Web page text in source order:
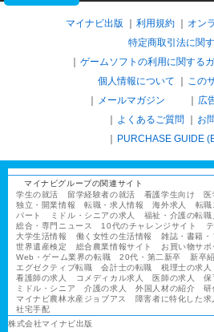
マイナビ出版 利用規約
オン
特定商取引法に関
ゲームソフトの利用に関する
個人情報について
この
メールマガジン
広
よくあるご質問
お
PURCHASE GUIDE
マイナビグループの関連サイト
学生の就活
留学経験者の就活 看護学生向け
医
独立・開業情報
転職・求人情報 海外求人 転職
パート
ミドル・シニアの求人 福祉・介護の転職
総合・専門ニュース
10代のチャレンジサイト
大学生活情報
働く女性の生活情報 雑誌・書籍・
世界遺産検定
総合農業情報サイト お買い物サ
Web・ゲーム業界の転職
20代・第二新卒 新卒
エグゼクティブ転職
会計士の転職 税理士の求人
看護師の求人
コメディカル求人 医師の求人 保
ミドル・シニア
介護の求人 外国人材の紹介 研
マイナビ農林水産ジョブアス
障害者に特化した求
社宅手配
株式会社マイナビ出版